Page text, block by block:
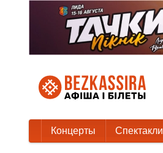
Концерты Спектакли